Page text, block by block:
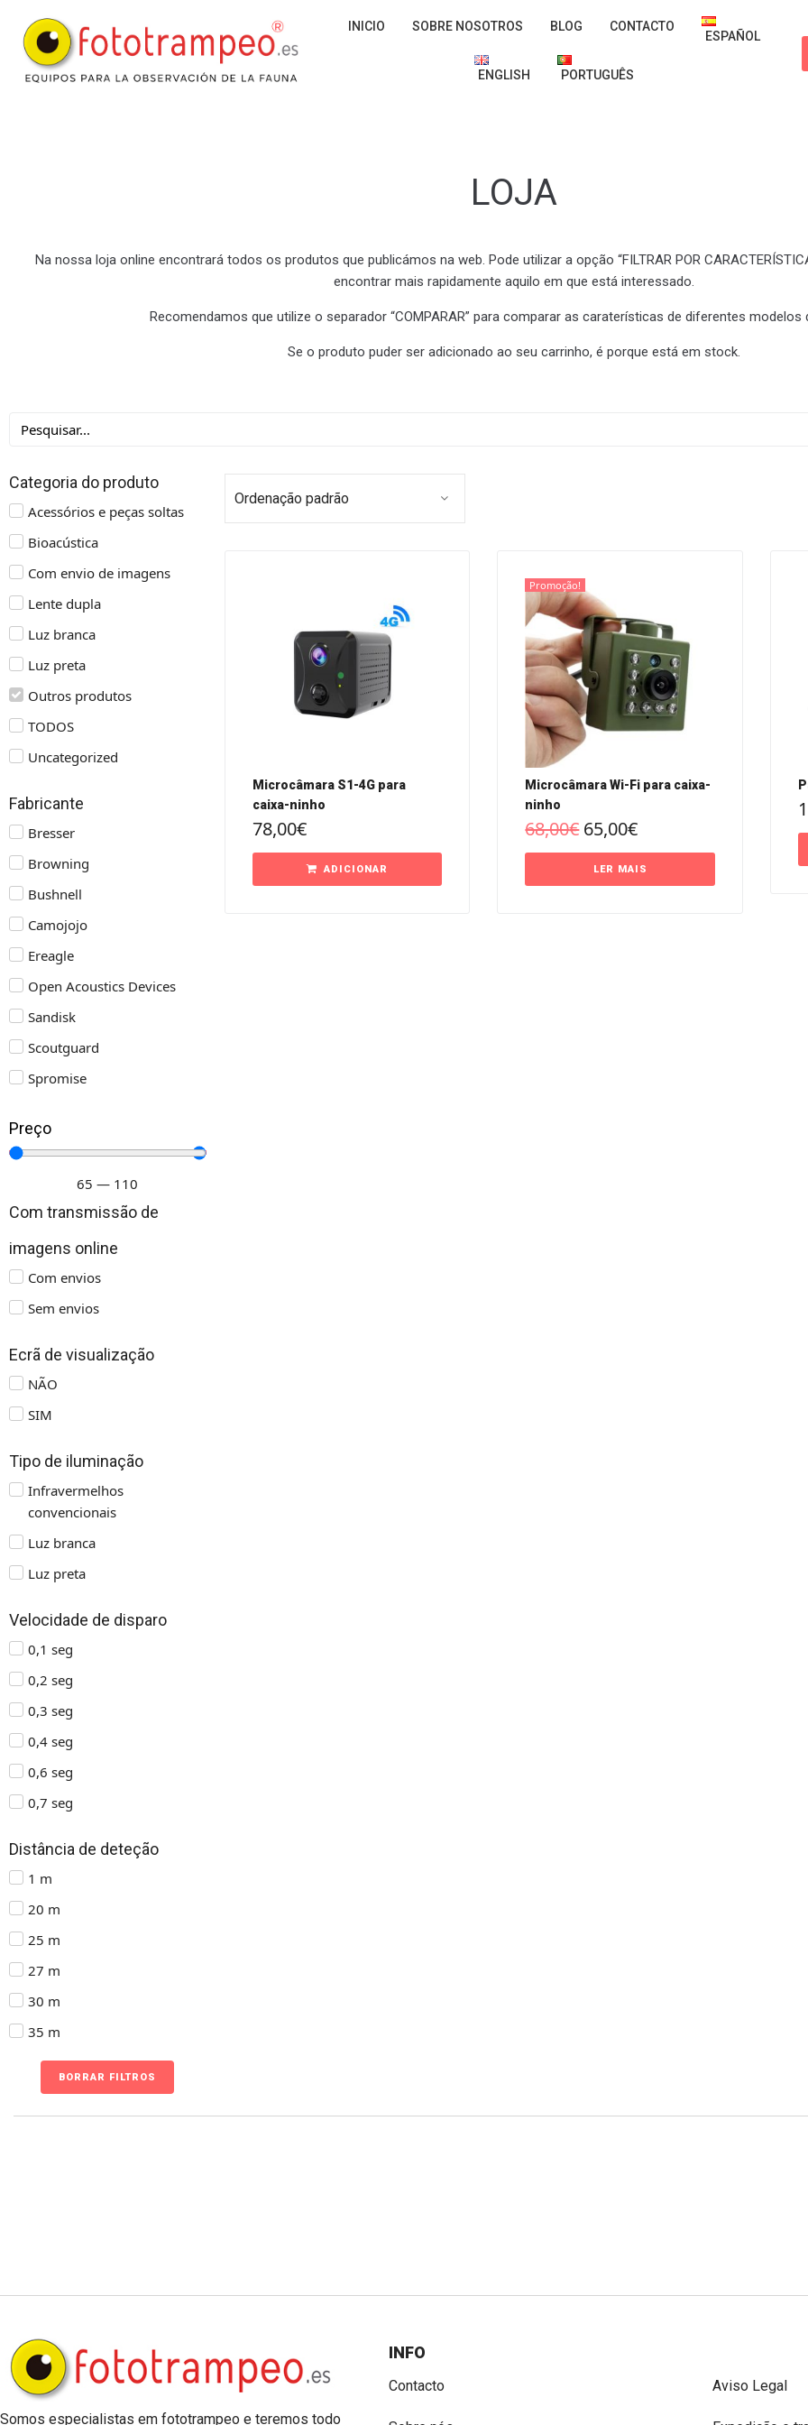
INICIO SOBRE NOSOTROS BLOG CONTACTO
ESPAÑOL
ENGLISH PORTUGUÊS
LOJA
Na nossa loja online encontrará todos os produtos que publicámos na web. Pode utilizar a opção “FILTRAR POR
encontrar mais rapidamente aquilo em que está interessado.
Recomendamos que utilize o separador “COMPARAR” para comparar as caraterísticas de diferentes modelos
Se o produto puder ser adicionado ao seu carrinho, é porque está em stock.
Categoria do produto
Acessórios e peças soltas
Bioacústica
Com envio de imagens
Lente dupla
Luz branca
Luz preta
Outros produtos
TODOS
Uncategorized
Fabricante
Bresser
Browning
Bushnell
Camojojo
Ereagle
Open Acoustics Devices
Sandisk
Scoutguard
Spromise
Preço
65 — 110
Com transmissão de
imagens online
Com envios
Sem envios
Ecrã de visualização
NÃO
SIM
Tipo de iluminação
Infravermelhos
convencionais
Luz branca
Luz preta
Velocidade de disparo
0,1 seg
0,2 seg
0,3 seg
0,4 seg
0,6 seg
0,7 seg
Distância de deteção
1 m
20 m
25 m
27 m
30 m
35 m
BORRAR FILTROS
Microcâmara S1-4G para
caixa-ninho
78,00€
ADICIONAR
Promoção!
Microcâmara Wi-Fi para caixa-
ninho
68,00€ 65,00€
LER MAIS
Somos especialistas em fototrampeo e teremos todo
INFO
Contacto Aviso Legal